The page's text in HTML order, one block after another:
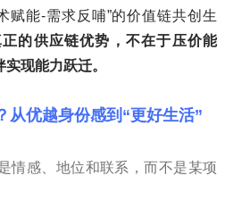
赋能-需求反哺”的价值链共创生
正的供应链优势，不在于压价能
现能力跃迁。
从优越身份感到“更好生活”
情感、地位和联系，而不是某项